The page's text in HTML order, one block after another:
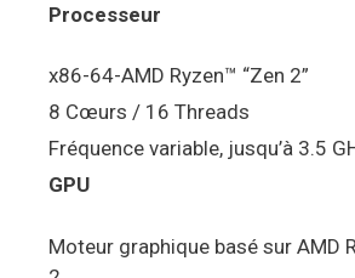
Processeur
x86-64-AMD Ryzen™ “Zen 2”
8 Cœurs / 16 Threads
Fréquence variable, jusqu’à 3.5
GPU
Moteur graphique basé sur AMD